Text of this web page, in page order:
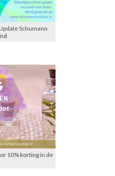
Schumann
10% korting in de